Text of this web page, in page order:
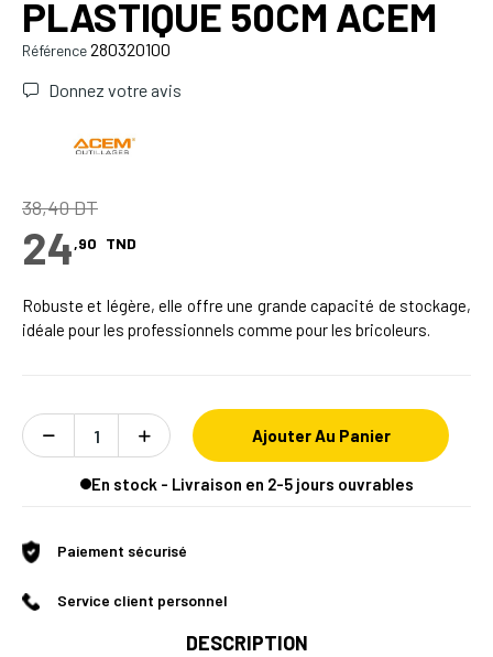
PLASTIQUE 50CM ACEM
Référence280320100
Donnez votre avis
38,40 DT
24,90 TND
Robuste et légère, elle offre une grande capacité de stockage,
idéale pour les professionnels comme pour les bricoleurs.
Ajouter Au Panier
En stock - Livraison en 2-5 jours ouvrables
Paiement sécurisé
Service client personnel
DESCRIPTION